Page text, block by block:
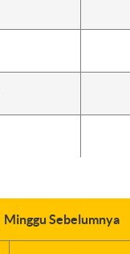
Minggu Sebelumnya